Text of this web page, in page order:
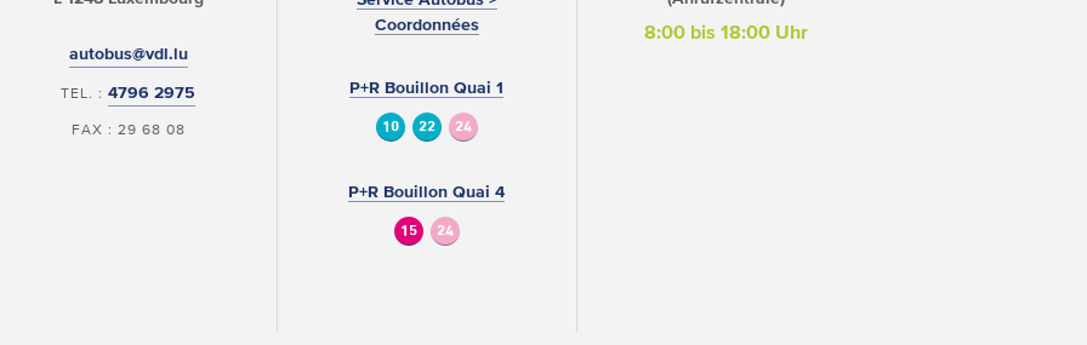
autobus@vdl.lu
TEL. :4796 2975
FAX : 29 68 08
Coordonnées
P+R Bouillon Quai 1
10 22 24
P+R Bouillon Quai 4
15 24
8:00 bis 18:00 Uhr